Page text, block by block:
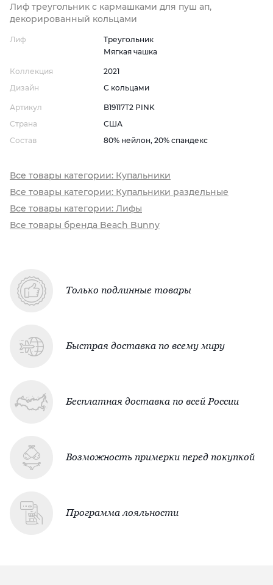
Лиф треугольник с кармашками для пуш ап,
декорированный кольцами
Лиф
Треугольник
Мягкая чашка
Коллекция
2021
Дизайн
С кольцами
Артикул
B19117T2 PINK
Страна
США
Состав
80% нейлон, 20% спандекс
Все товары категории: Купальники
Все товары категории: Купальники раздельные
Все товары категории: Лифы
Все товары бренда Beach Bunny
Только подлинные товары
Быстрая доставка по всему миру
Бесплатная доставка по всей России
Возможность примерки перед покупкой
Программа лояльности